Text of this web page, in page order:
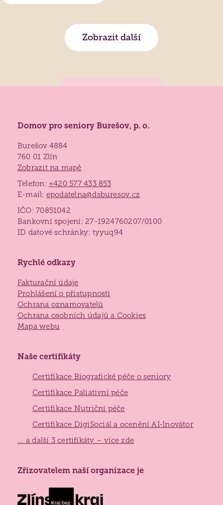
Zobrazit další
Domov pro seniory Burešov, p. o.
Burešov 4884
760 01 Zlín
Zobrazit na mapě
Telefon:+420 577 433 853
E-mail: epodatelna@dsburesov.cz
IČO: 70851042
Bankovní spojení: 27-1924760207/0100
ID datové schránky: tyyuq94
Rychlé odkazy
Fakturační údaje
Prohlášení o přístupnosti
Ochrana oznamovatelů
Ochrana osobních údajů a Cookies
Mapa webu
Naše certifikáty
Certifikace Biografické péče o seniory
Certifikace Paliativní péče
Certifikace Nutriční péče
Certifikace DigiSociál a ocenění AI‑Inovátor
... a další 3 certifikáty – více zde
Zřizovatelem naší organizace jeZlínský